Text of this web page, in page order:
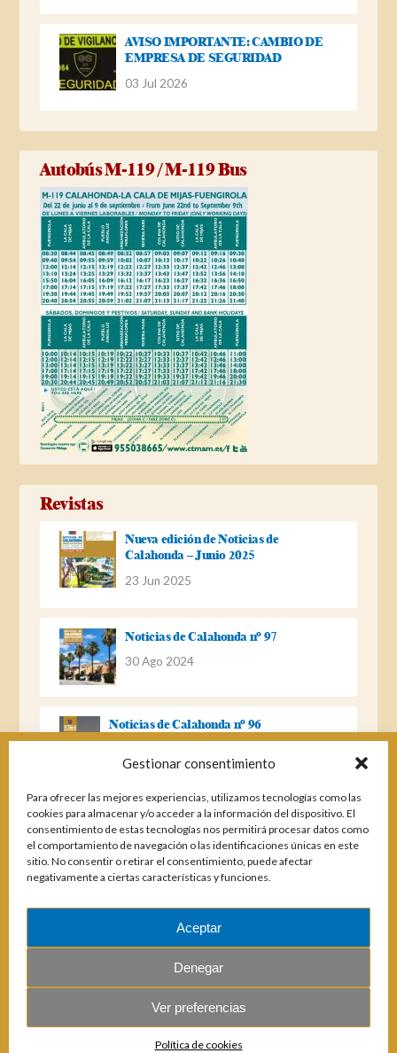
Gestionar consentimiento
Para ofrecer las mejores experiencias, utilizamos tecnologías como las
cookies para almacenar y/o acceder a la información del dispositivo. El
consentimiento de estas tecnologías nos permitirá procesar datos como
el comportamiento de navegación o las identificaciones únicas en este
sitio. No consentir o retirar el consentimiento, puede afectar
negativamente a ciertas características y funciones.
Aceptar
Denegar
Ver preferencias
Política de cookies
AVISO IMPORTANTE: CAMBIO DE
EMPRESA DE SEGURIDAD
03 Jul 2026
Autobús M-119 / M-119 Bus
Revistas
Nueva edición de Noticias de
Calahonda – Junio 2025
23 Jun 2025
Noticias de Calahonda nº 97
30 Ago 2024
Noticias de Calahonda nº 96
Noticias de Calahonda Nº 95
04 Ene 2023
Calle Monte Paraíso, 6, 29649 Mijas Costa.